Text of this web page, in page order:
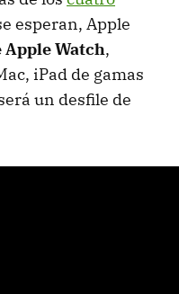
esperan, Apple
Apple Watch,
iPad de gamas
un desfile de